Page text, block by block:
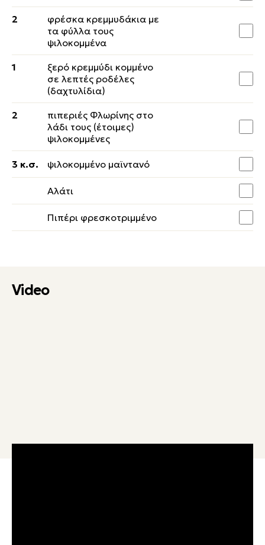
2
φρέσκα κρεμμυδάκια με
τα φύλλα τους
ψιλοκομμένα
1
ξερό κρεμμύδι κομμένο
σε λεπτές ροδέλες
(δαχτυλίδια)
2
πιπεριές Φλωρίνης στο
λάδι τους (έτοιμες)
ψιλοκομμένες
3 κ.σ. ψιλοκομμένο μαϊντανό
Αλάτι
Πιπέρι φρεσκοτριμμένο
Video